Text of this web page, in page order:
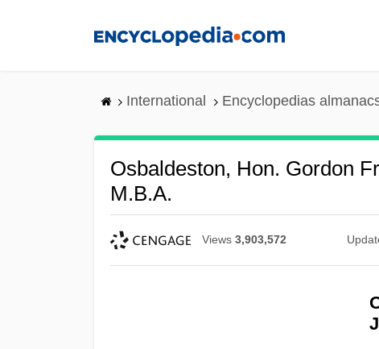
International Encyclopedias
Osbaldeston, Hon. Gordon
M.B.A.
Views 3,903,572